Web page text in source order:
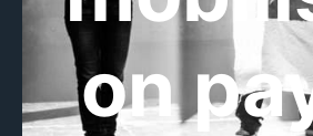
on